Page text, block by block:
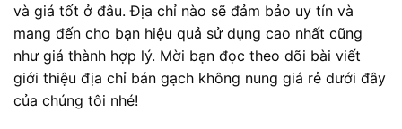
và giá tốt ở đâu. Địa chỉ nào sẽ đảm bảo uy tín và
mang đến cho bạn hiệu quả sử dụng cao nhất cũng
như giá thành hợp lý. Mời bạn đọc theo dõi bài viết
giới thiệu địa chỉ bán gạch không nung giá rẻ dưới đây
của chúng tôi nhé!